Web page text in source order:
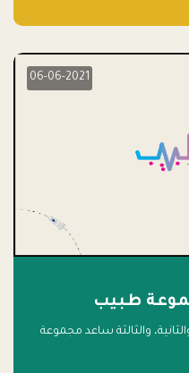
06-06-2021
طبيب
والثالثة ساعد مجموعة